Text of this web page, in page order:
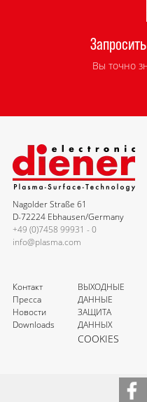
Вы точно
Nagolder Straße 61
D-72224 Ebhausen/Germany
+49 (0)7458 99931 - 0
info@plasma.com
Контакт
Пресса
Новости
Downloads
ВЫХОДНЫЕ
ДАННЫЕ
ЗАЩИТА
ДАННЫХ
COOKIES